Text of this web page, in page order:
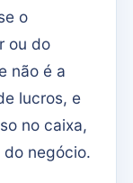
o
ou do
não é a
lucros, e
no caixa,
do negócio.